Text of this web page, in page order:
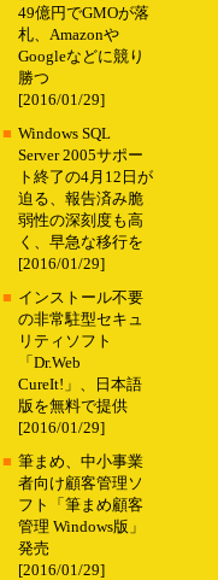
49億円でGMOが落
札、Amazonや
Googleなどに競り
勝つ
[2016/01/29]
■ Windows SQL
Server 2005サポー
ト終了の4月12日が
迫る、報告済み脆
弱性の深刻度も高
く、早急な移行を
[2016/01/29]
■ インストール不要
の非常駐型セキュ
リティソフト
「Dr.Web
CureIt!」、日本語
版を無料で提供
[2016/01/29]
■ 筆まめ、中小事業
者向け顧客管理ソ
フト「筆まめ顧客
管理 Windows版」
発売
[2016/01/29]